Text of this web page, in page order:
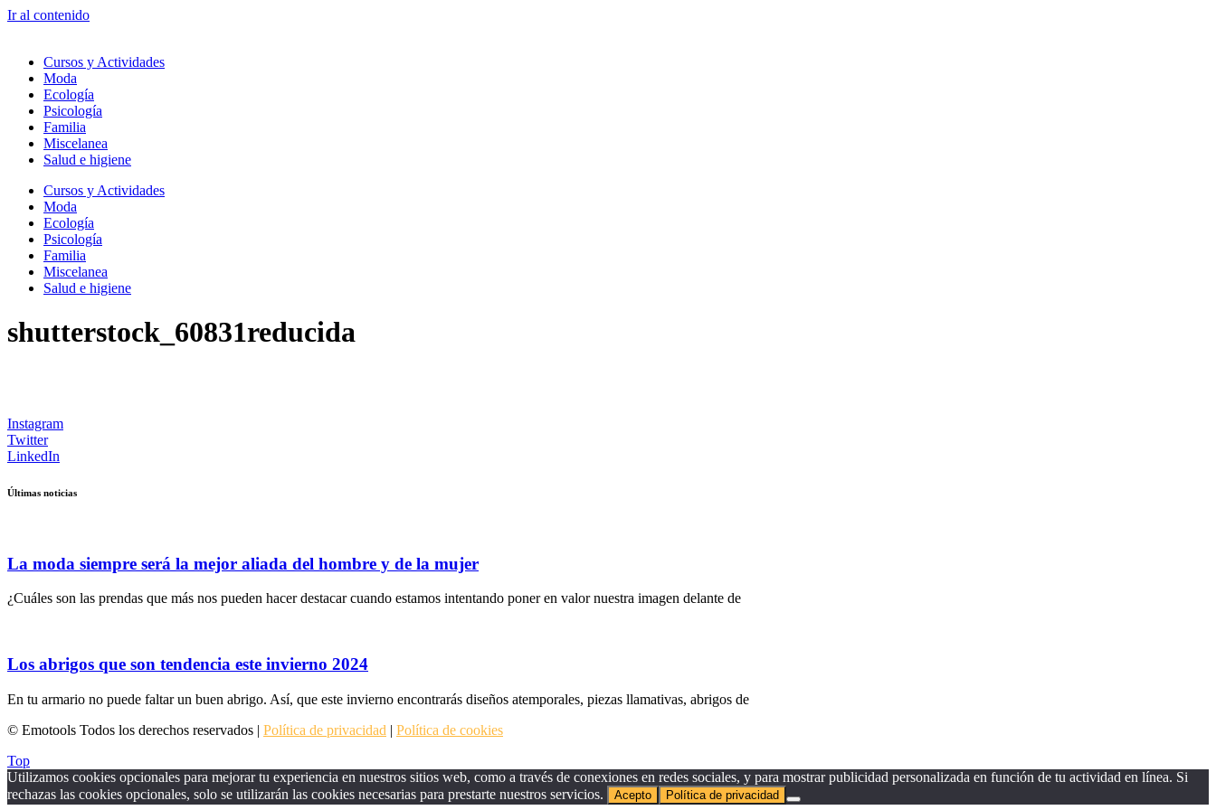
Ir al contenido
Cursos y Actividades
Moda
Ecología
Psicología
Familia
Miscelanea
Salud e higiene
Cursos y Actividades
Moda
Ecología
Psicología
Familia
Miscelanea
Salud e higiene
shutterstock_60831reducida
Instagram
Twitter
LinkedIn
Últimas noticias
La moda siempre será la mejor aliada del hombre y de la mujer
¿Cuáles son las prendas que más nos pueden hacer destacar cuando estamos intentando poner en valor nuestra imagen delante de
Los abrigos que son tendencia este invierno 2024
En tu armario no puede faltar un buen abrigo. Así, que este invierno encontrarás diseños atemporales, piezas llamativas, abrigos de
© Emotools Todos los derechos reservados | Política de privacidad | Política de cookies
Top
Utilizamos cookies opcionales para mejorar tu experiencia en nuestros sitios web, como a través de conexiones en redes sociales, y para mostrar publicidad personalizada en función de tu actividad en línea. Si
rechazas las cookies opcionales, solo se utilizarán las cookies necesarias para prestarte nuestros servicios.
Acepto Política de privacidad